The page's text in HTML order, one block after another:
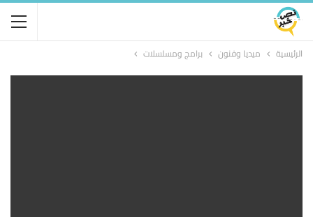
الرئيسية ميديا وفنون برامج ومسلسلات